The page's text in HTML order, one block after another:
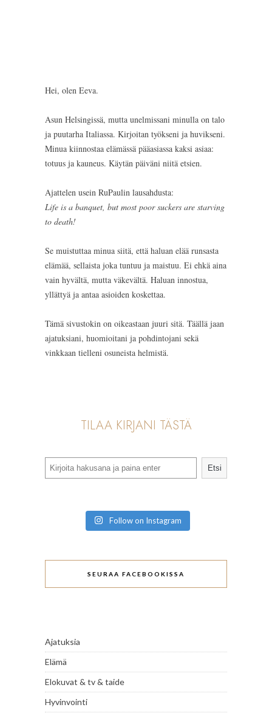
Hei, olen Eeva.
Asun Helsingissä, mutta unelmissani minulla on talo
ja puutarha Italiassa. Kirjoitan työkseni ja huvikseni.
Minua kiinnostaa elämässä pääasiassa kaksi asiaa:
totuus ja kauneus. Käytän päiväni niitä etsien.
Ajattelen usein RuPaulin lausahdusta:
Life is a banquet, but most poor suckers are starving
to death!
Se muistuttaa minua siitä, että haluan elää runsasta
elämää, sellaista joka tuntuu ja maistuu. Ei ehkä aina
vain hyvältä, mutta väkevältä. Haluan innostua,
yllättyä ja antaa asioiden koskettaa.
Tämä sivustokin on oikeastaan juuri sitä. Täällä jaan
ajatuksiani, huomioitani ja pohdintojani sekä
vinkkaan tielleni osuneista helmistä.
TILAA KIRJANI TÄSTÄ
Etsi
Follow on Instagram
SEURAA FACEBOOKISSA
Ajatuksia
Elämä
Elokuvat & tv & taide
Hyvinvointi